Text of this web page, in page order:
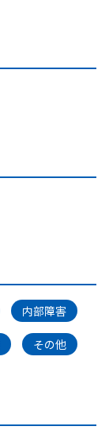
内部障害
その他